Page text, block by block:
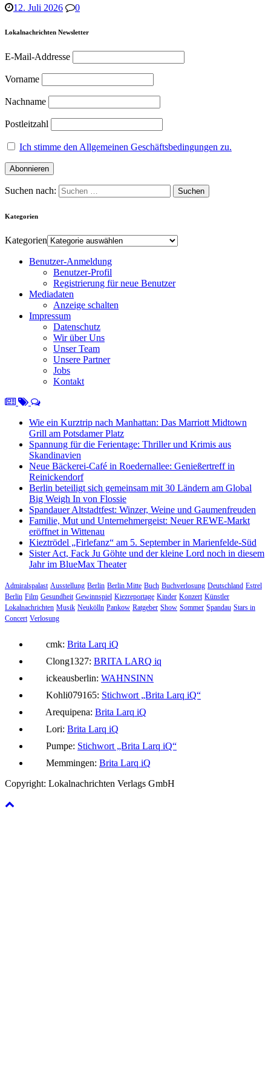
12. Juli 2026 0
Lokalnachrichten Newsletter
E-Mail-Addresse
Vorname
Nachname
Postleitzahl
Ich stimme den Allgemeinen Geschäftsbedingungen zu.
Suchen nach:
Kategorien
Kategorien
Benutzer-Anmeldung
Benutzer-Profil
Registrierung für neue Benutzer
Mediadaten
Anzeige schalten
Impressum
Datenschutz
Wir über Uns
Unser Team
Unsere Partner
Jobs
Kontakt
Wie ein Kurztrip nach Manhattan: Das Marriott Midtown
Grill am Potsdamer Platz
Spannung für die Ferientage: Thriller und Krimis aus
Skandinavien
Neue Bäckerei-Café in Roedernallee: Genießertreff in
Reinickendorf
Berlin beteiligt sich gemeinsam mit 30 Ländern am Global
Big Weigh In von Flossie
Spandauer Altstadtfest: Winzer, Weine und Gaumenfreuden
Familie, Mut und Unternehmergeist: Neuer REWE-Markt
eröffnet in Wittenau
Kieztrödel „Firlefanz“ am 5. September in Marienfelde-Süd
Sister Act, Fack Ju Göhte und der kleine Lord noch in diesem
Jahr im BlueMax Theater
Admiralspalast Ausstellung Berlin Berlin Mitte Buch Buchverlosung Deutschland Estrel
Berlin Film Gesundheit Gewinnspiel Kiezreportage Kinder Konzert Künstler
Lokalnachrichten Musik Neukölln Pankow Ratgeber Show Sommer Spandau Stars in
Concert Verlosung
cmk: Brita Larq iQ
Clong1327: BRITA LARQ iq
ickeausberlin: WAHNSINN
Kohli079165: Stichwort „Brita Larq iQ“
Arequipena: Brita Larq iQ
Lori: Brita Larq iQ
Pumpe: Stichwort „Brita Larq iQ“
Memmingen: Brita Larq iQ
Copyright: Lokalnachrichten Verlags GmbH